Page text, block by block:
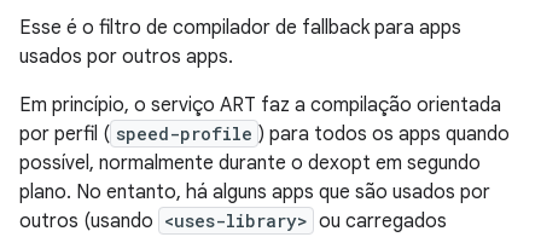
Esse é o filtro de compilador de fallback para apps
usados por outros apps.
Em princípio, o serviço ART faz a compilação orientada
por perfil ( speed-profile ) para todos os apps quando
possível, normalmente durante o dexopt em segundo
plano. No entanto, há alguns apps que são usados por
outros (usando <uses-library> ou carregados